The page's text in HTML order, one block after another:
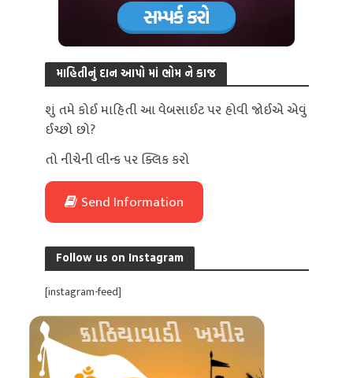
માહિતીનું દાન આપો માં ભોમ ને કાજ
શું તમે કોઈ માહિતી આ વેબસાઈટ પર હોવી જોઈએ એવું
ઈચ્છો છો?
તો નીચેની લીન્ક પર ક્લિક કરો
Send Information
Follow us on Instagram
[instagram-feed]